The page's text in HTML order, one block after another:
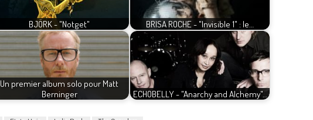
BJÖRK - "Notget" BRISA ROCHE - "Invisible 1" : le…
Un premier album solo pour Matt
Berninger
ECHOBELLY - "Anarchy and Alchemy"…